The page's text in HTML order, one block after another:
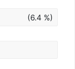
(6.4 %)